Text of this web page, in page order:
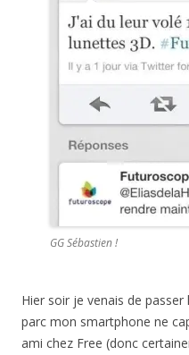
GG Sébastien !
Hier soir je venais de
parc mon smartphone ne
ami chez Free (donc